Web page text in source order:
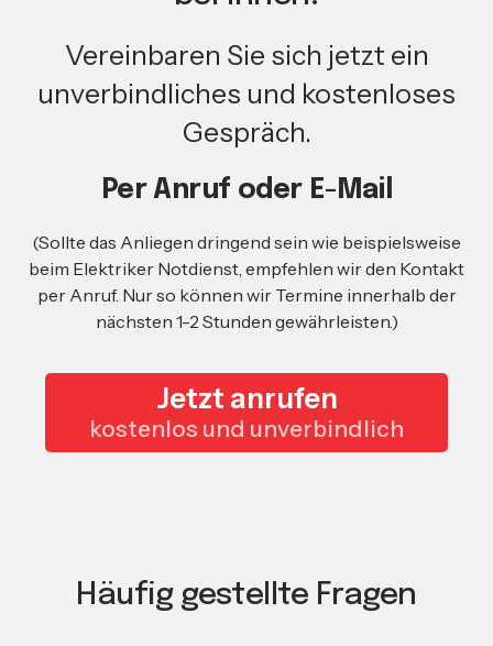
Vereinbaren Sie sich jetzt ein
unverbindliches und kostenloses
Gespräch.
Per Anruf oder E-Mail
(Sollte das Anliegen dringend sein wie beispielsweise
beim Elektriker Notdienst, empfehlen wir den Kontakt
per Anruf. Nur so können wir Termine innerhalb der
nächsten 1-2 Stunden gewährleisten.)
Jetzt anrufen
kostenlos und unverbindlich
Häufig gestellte Fragen